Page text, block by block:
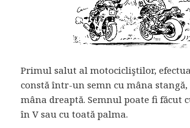
Primul salut al motocicliştilor,
constă într-un semn cu mâna
mâna dreaptă. Semnul poate fi făcut
în V sau cu toată palma.